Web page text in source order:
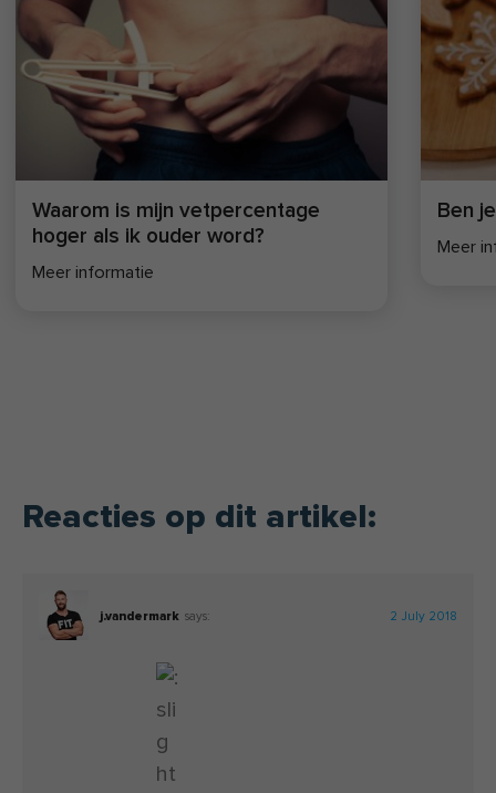
wetenschappelijk onderbouwde
artikelen en online en offline coaching.
Lees hier
meer over de missie van
FIT.nl .
Waarom is mijn vetpercentage
hoger als ik ouder word?
Meer informatie
Ben
Meer
Reacties op dit artikel:
j.vandermark says: 2 July 2018